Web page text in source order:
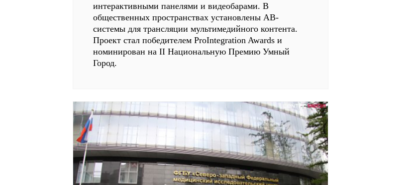
интерактивными панелями и видеобарами. В
общественных пространствах установлены АВ-
системы для трансляции мультимедийного контента.
Проект стал победителем ProIntegration Awards и
номинирован на II Национальную Премию Умный
Город.